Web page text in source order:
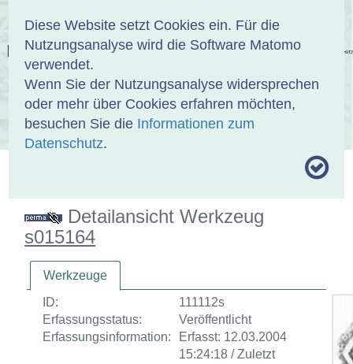
Diese Website setzt Cookies ein. Für die
Nutzungsanalyse wird die Software Matomo
verwendet.
Wenn Sie der Nutzungsanalyse widersprechen
oder mehr über Cookies erfahren möchten,
besuchen Sie die Informationen zum
Datenschutz.
EINBANDDATENBANK
ÜBER UNS SAMMLUNGEN SUCHE
Detailansicht Werkzeug
s015164
Werkzeuge
ID:
111112s
Erfassungsstatus:
Veröffentlicht
Erfassungsinformation:
Erfasst: 12.03.2004
15:24:18 / Zuletzt